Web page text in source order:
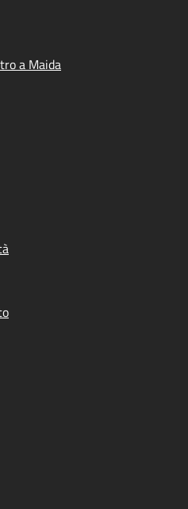
a Maida